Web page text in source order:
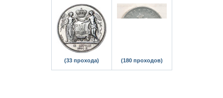
(33 прохода) (180 проходов)